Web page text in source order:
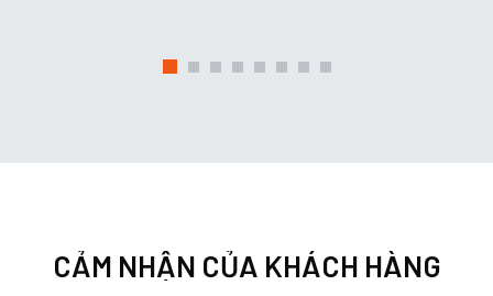
CẢM NHẬN CỦA KHÁCH HÀNG